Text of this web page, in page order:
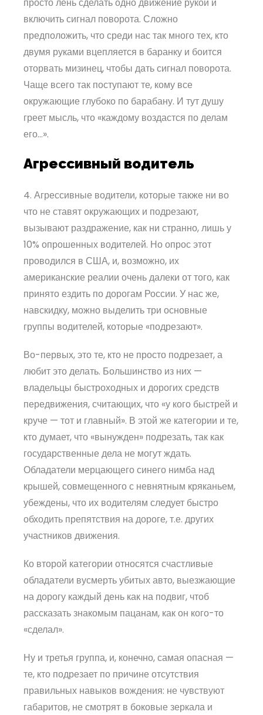
просто лень сделать одно движение рукой и
включить сигнал поворота. Сложно
предположить, что среди нас так много тех, кто
двумя руками вцепляется в баранку и боится
оторвать мизинец, чтобы дать сигнал поворота.
Чаще всего так поступают те, кому все
окружающие глубоко по барабану. И тут душу
греет мысль, что «каждому воздастся по делам
его…».
Агрессивный водитель
4. Агрессивные водители, которые также ни во
что не ставят окружающих и подрезают,
вызывают раздражение, как ни странно, лишь у
10% опрошенных водителей. Но опрос этот
проводился в США, и, возможно, их
американские реалии очень далеки от того, как
принято ездить по дорогам России. У нас же,
навскидку, можно выделить три основные
группы водителей, которые «подрезают».
Во-первых, это те, кто не просто подрезает, а
любит это делать. Большинство из них —
владельцы быстроходных и дорогих средств
передвижения, считающих, что «у кого быстрей и
круче — тот и главный». В этой же категории и те,
кто думает, что «вынужден» подрезать, так как
государственные дела не могут ждать.
Обладатели мерцающего синего нимба над
крышей, совмещенного с невнятным кряканьем,
убеждены, что их водителям следует быстро
обходить препятствия на дороге, т.е. других
участников движения.
Ко второй категории относятся счастливые
обладатели вусмерть убитых авто, выезжающие
на дорогу каждый день как на подвиг, чтоб
рассказать знакомым пацанам, как он кого-то
«сделал».
Ну и третья группа, и, конечно, самая опасная —
те, кто подрезает по причине отсутствия
правильных навыков вождения: не чувствуют
габаритов, не смотрят в боковые зеркала и